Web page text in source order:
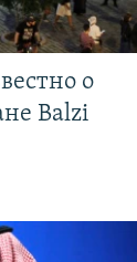
о
Balzi